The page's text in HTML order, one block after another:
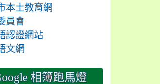
本土教育網
員會
認證網站
文網
相簿跑馬燈